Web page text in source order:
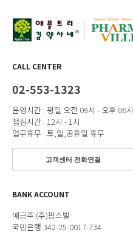
CALL CENTER
02-553-1323
운영시간 : 평일 오전 09시 - 오후 06시
점심시간 : 12시 - 1시
업무휴무 : 토,일,공휴일 휴무
고객센터 전화연결
BANK ACCOUNT
예금주:(주)팜스빌
국민은행 342-25-0017-734